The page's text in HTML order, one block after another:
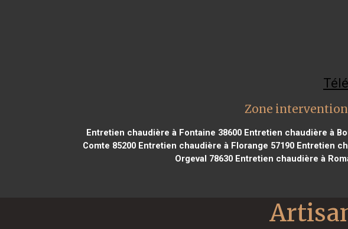
Zone
Entretien chaudière à Fontaine 38600Entretien chaudière à
Comte 85200Entretien chaudière à Florange 57190Entretien
Orgeval 78630Entretien chaudière à